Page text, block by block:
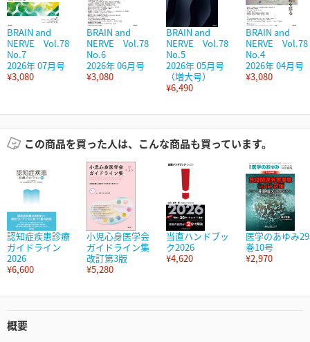
BRAIN and
NERVE Vol.78
No.7
2026年 07月号
¥3,080
BRAIN and
NERVE Vol.78
No.6
2026年 06月号
¥3,080
BRAIN and
NERVE Vol.78
No.5
2026年 05月号
（増大号）
¥6,490
BRAIN and
NERVE Vol.78
No.4
2026年 04月号
¥3,080
この商品を買った人は、こんな商品も買っています。
認知症疾患診療
ガイドライン
2026
¥6,600
小児心身医学会
ガイドライン集
改訂第3版
¥5,280
当直ハンドブッ
ク2026
¥4,620
医学のあゆみ
巻10号
¥2,970
概要